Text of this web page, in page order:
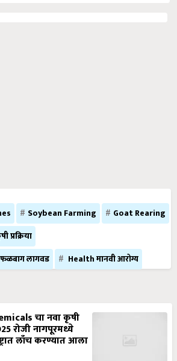
Soybean Farming
Goat Rearing
प्रक्रिया
लागवड
Health मानवी आरोग्य
चा नवा कृषी
रोजी नागपूरमध्ये
लाँच करण्यात आला